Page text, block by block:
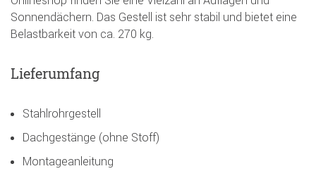
Sonnendächern. Das Gestell ist sehr stabil und bietet eine
Belastbarkeit von ca. 270 kg.
Lieferumfang
Stahlrohrgestell
Dachgestänge (ohne Stoff)
Montageanleitung